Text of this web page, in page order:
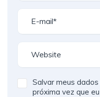
Salvar meus
próxima vez que